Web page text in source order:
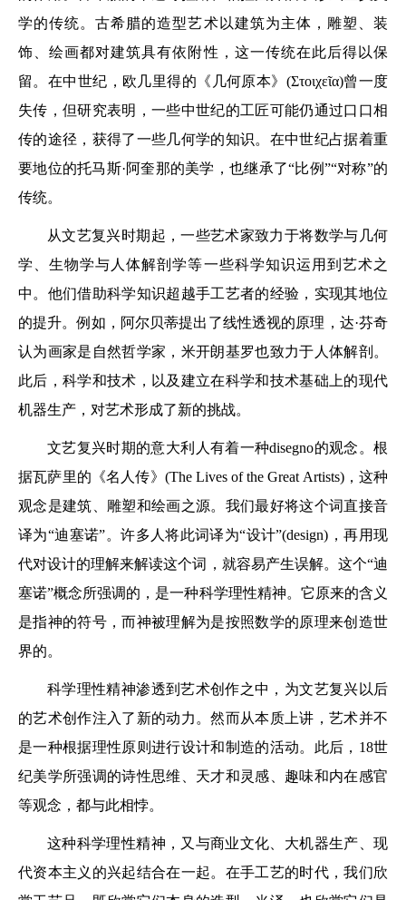
学的传统。古希腊的造型艺术以建筑为主体，雕塑、装
饰、绘画都对建筑具有依附性，这一传统在此后得以保
留。在中世纪，欧几里得的《几何原本》(Στοιχεῖα)曾一度
失传，但研究表明，一些中世纪的工匠可能仍通过口口相
传的途径，获得了一些几何学的知识。在中世纪占据着重
要地位的托马斯·阿奎那的美学，也继承了“比例”“对称”的
传统。
从文艺复兴时期起，一些艺术家致力于将数学与几何
学、生物学与人体解剖学等一些科学知识运用到艺术之
中。他们借助科学知识超越手工艺者的经验，实现其地位
的提升。例如，阿尔贝蒂提出了线性透视的原理，达·芬奇
认为画家是自然哲学家，米开朗基罗也致力于人体解剖。
此后，科学和技术，以及建立在科学和技术基础上的现代
机器生产，对艺术形成了新的挑战。
文艺复兴时期的意大利人有着一种disegno的观念。根
据瓦萨里的《名人传》(The Lives of the Great Artists)，这种
观念是建筑、雕塑和绘画之源。我们最好将这个词直接音
译为“迪塞诺”。许多人将此词译为“设计”(design)，再用现
代对设计的理解来解读这个词，就容易产生误解。这个“迪
塞诺”概念所强调的，是一种科学理性精神。它原来的含义
是指神的符号，而神被理解为是按照数学的原理来创造世
界的。
科学理性精神渗透到艺术创作之中，为文艺复兴以后
的艺术创作注入了新的动力。然而从本质上讲，艺术并不
是一种根据理性原则进行设计和制造的活动。此后，18世
纪美学所强调的诗性思维、天才和灵感、趣味和内在感官
等观念，都与此相悖。
这种科学理性精神，又与商业文化、大机器生产、现
代资本主义的兴起结合在一起。在手工艺的时代，我们欣